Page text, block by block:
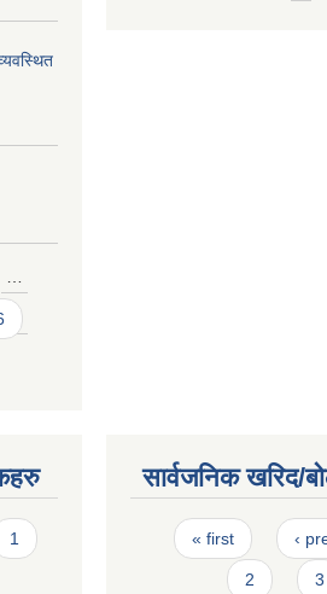
…
1
सार्वजनिक खरिद/
Pages
« first ‹
2 3